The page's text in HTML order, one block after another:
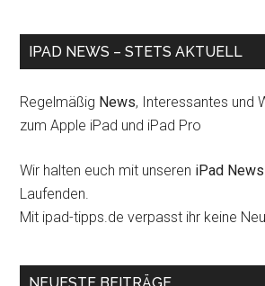
IPAD NEWS – STETS AKTUELL
Regelmäßig News, Interessantes und
zum Apple iPad und iPad Pro
Wir halten euch mit unseren iPad News
Laufenden.
Mit ipad-tipps.de verpasst ihr keine